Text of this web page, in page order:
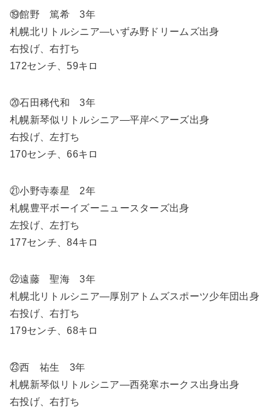
⑲館野 篤希 3年
札幌北リトルシニア―いずみ野ドリームズ出身
右投げ、右打ち
172センチ、59キロ
⑳石田稀代和 3年
札幌新琴似リトルシニア―平岸ベアーズ出身
右投げ、左打ち
170センチ、66キロ
㉑小野寺泰星 2年
札幌豊平ボーイズーニュースターズ出身
左投げ、左打ち
177センチ、84キロ
㉒遠藤 聖海 3年
札幌北リトルシニア―厚別アトムズスポーツ少年団出身
右投げ、右打ち
179センチ、68キロ
㉓西 祐生 3年
札幌新琴似リトルシニア―西発寒ホークス出身出身
右投げ、右打ち